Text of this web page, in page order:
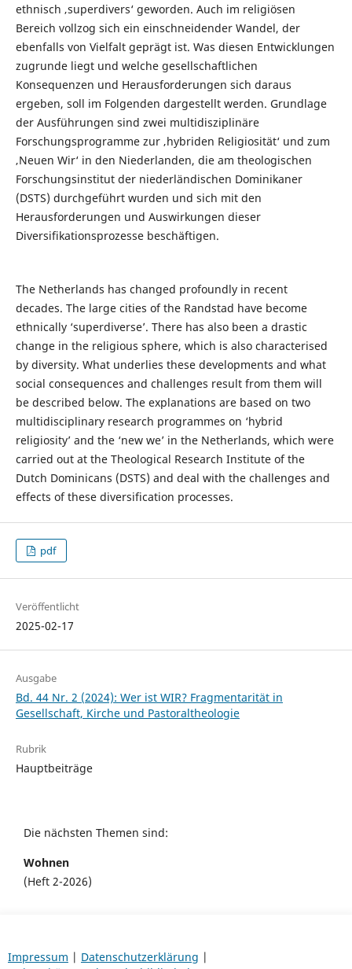
ethnisch ‚superdivers‘ geworden. Auch im religiösen
Bereich vollzog sich ein einschneidender Wandel, der
ebenfalls von Vielfalt geprägt ist. Was diesen Entwicklungen
zugrunde liegt und welche gesellschaftlichen
Konsequenzen und Herausforderungen sich daraus
ergeben, soll im Folgenden dargestellt werden. Grundlage
der Ausführungen sind zwei multidisziplinäre
Forschungsprogramme zur ‚hybriden Religiosität‘ und zum
‚Neuen Wir‘ in den Niederlanden, die am theologischen
Forschungsinstitut der niederländischen Dominikaner
(DSTS) durchgeführt wurden und sich mit den
Herausforderungen und Auswirkungen dieser
Diversifikationsprozesse beschäftigen.
The Netherlands has changed profoundly in recent
decades. The large cities of the Randstad have become
ethnically ‘superdiverse’. There has also been a drastic
change in the religious sphere, which is also characterised
by diversity. What underlies these developments and what
social consequences and challenges result from them will
be described below. The explanations are based on two
multidisciplinary research programmes on ‘hybrid
religiosity’ and the ‘new we’ in the Netherlands, which were
carried out at the Theological Research Institute of the
Dutch Dominicans (DSTS) and deal with the challenges and
effects of these diversification processes.
pdf
Veröffentlicht
2025-02-17
Ausgabe
Bd. 44 Nr. 2 (2024): Wer ist WIR? Fragmentarität in
Gesellschaft, Kirche und Pastoraltheologie
Rubrik
Hauptbeiträge
Die nächsten Themen sind:
Wohnen
(Heft 2-2026)
Impressum | Datenschutzerklärung |